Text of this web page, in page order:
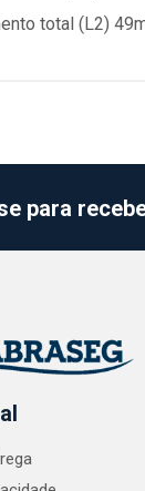
total (L2)
para